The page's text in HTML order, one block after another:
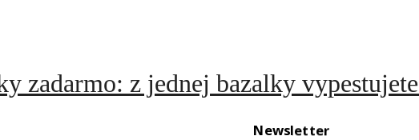
zadarmo: z jednej bazalky
Newsletter